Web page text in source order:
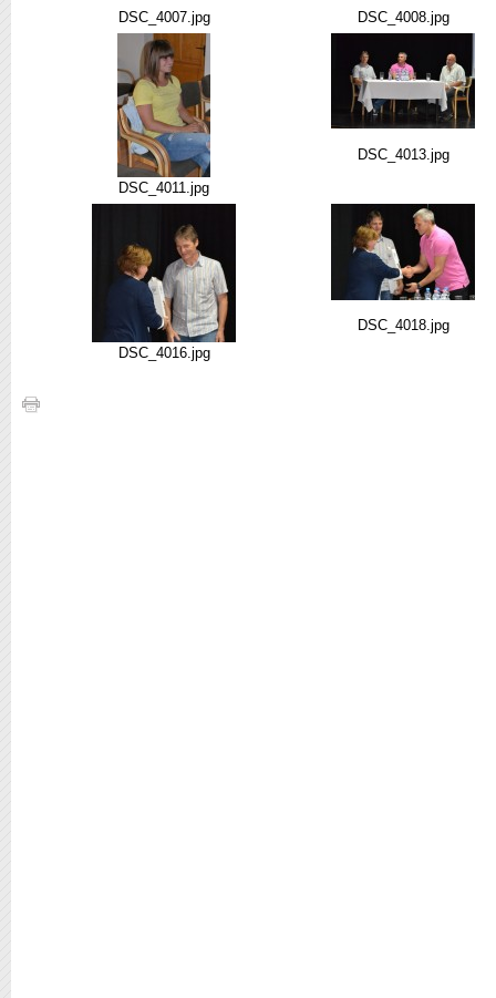
DSC_4007.jpg DSC_4008.jpg
DSC_4011.jpg
DSC_4013.jpg
DSC_4016.jpg
DSC_4018.jpg